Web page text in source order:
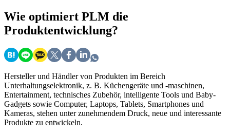
Wie optimiert PLM die
Produktentwicklung?
Hersteller und Händler von Produkten im Bereich
Unterhaltungselektronik, z. B. Küchengeräte und -maschinen,
Entertainment, technisches Zubehör, intelligente Tools und Baby-
Gadgets sowie Computer, Laptops, Tablets, Smartphones und
Kameras, stehen unter zunehmendem Druck, neue und interessante
Produkte zu entwickeln.